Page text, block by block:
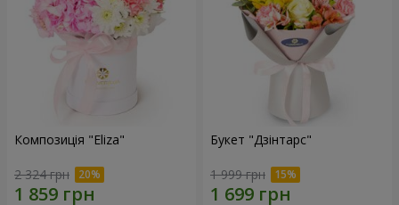
Композиція "Eliza"
2 324 грн
Букет "Дзінтарс"
1 999 грн